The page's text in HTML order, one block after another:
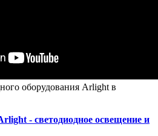
оборудования Arlight в
- светодиодное освещение и